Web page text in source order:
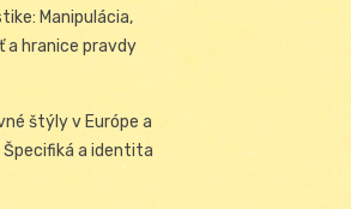
Manipulácia,
a hranice pravdy
štýly v Európe a
Špecifiká a identita